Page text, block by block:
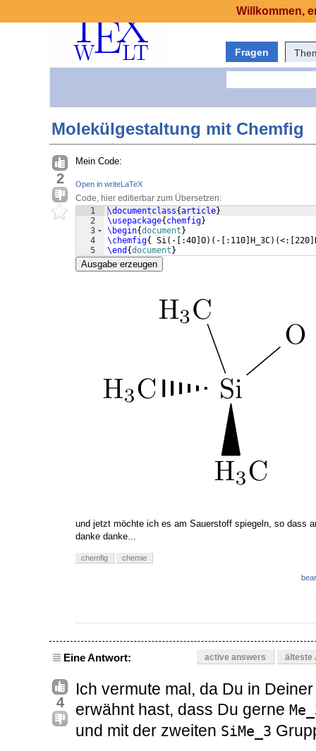
Fragen
Molekülgestaltung mit Chemfig
2
Mein Code:
Open in writeLaTeX
Code, hier editierbar zum Übersetzen:
1
2
3
4
5
\documentclass{article}
\usepackage{ chemfig}
\begin{document }
\chemfig{ Si( - :40 O) ( - :110 H_3C) (<: 220
\end {document }
Ausgabe erzeugen
und jetzt möchte ich es am Sauerstoff spiegeln, so dass
danke danke...
chemfig chemie
Eine Antwort: active answers älteste
4
Ich vermute mal, da Du in
erwähnt hast, dass Du gerne
und mit der zweiten SiMe_3
Willkommen,